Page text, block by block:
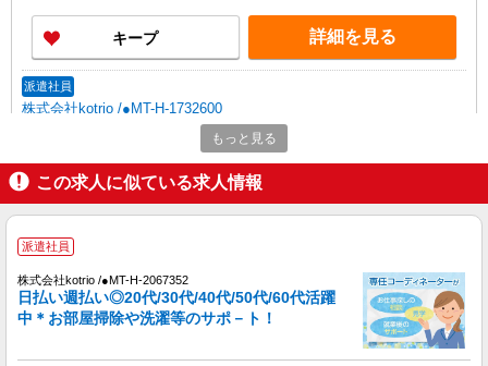
キープ 詳細を見る
派遣社員
株式会社kotrio /●MT-H-1732600
残業キャンセル界隈♪ゆったりとした生活介助
や見守り！甲斐市
時給1500円〜2125円 ＜日払い有/週払い有/交
通費全支給(ガソリン代含む)＞
キープ 詳細を見る
派遣社員
もっと見る
この求人に似ている求人情報
派遣社員
株式会社kotrio /●MT-H-2067352
日払い週払い◎20代/30代/40代/50代/60代活躍
中＊お部屋掃除や洗濯等のサポ－ト！